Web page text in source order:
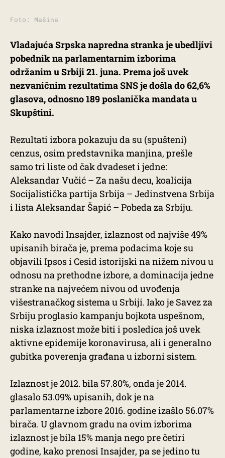
Foto: Mašina
Vladajuća Srpska napredna stranka je ubedljivi
pobednik na parlamentarnim izborima
održanim u Srbiji 21. juna. Prema još uvek
nezvaničnim rezultatima SNS je došla do 62,6%
glasova, odnosno 189 poslanička mandata u
Skupštini.
Rezultati izbora pokazuju da su (spušteni)
cenzus, osim predstavnika manjina, prešle
samo tri liste od čak dvadeset i jedne:
Aleksandar Vučić – Za našu decu, koalicija
Socijalistička partija Srbija – Jedinstvena Srbija
i lista Aleksandar Šapić – Pobeda za Srbiju.
Kako navodi Insajder, izlaznost od najviše 49%
upisanih birača je, prema podacima koje su
objavili Ipsos i Cesid istorijski na nižem nivou u
odnosu na prethodne izbore, a dominacija jedne
stranke na najvećem nivou od uvođenja
višestranačkog sistema u Srbiji. Iako je Savez za
Srbiju proglasio kampanju bojkota uspešnom,
niska izlaznost može biti i posledica još uvek
aktivne epidemije koronavirusa, ali i generalno
gubitka poverenja građana u izborni sistem.
Izlaznost je 2012. bila 57.80%, onda je 2014.
glasalo 53.09% upisanih, dok je na
parlamentarne izbore 2016. godine izašlo 56.07%
birača. U glavnom gradu na ovim izborima
izlaznost je bila 15% manja nego pre četiri
godine, kako prenosi Insajder, pa se jedino tu